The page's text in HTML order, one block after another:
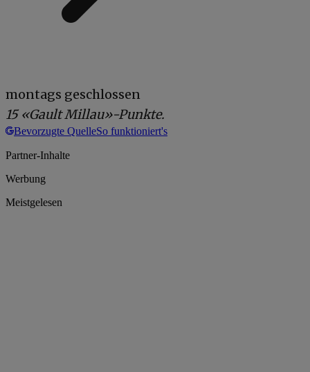
montags geschlossen
15 «Gault Millau»-Punkte.
Bevorzugte QuelleSo funktioniert's
Partner-Inhalte
Werbung
Meistgelesen